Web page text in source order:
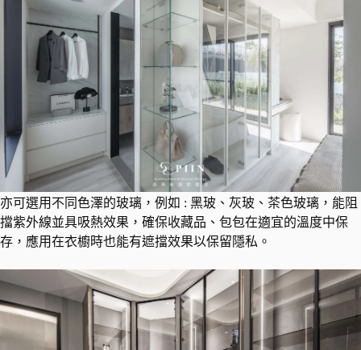
亦可選用不同色澤的玻璃，例如 : 黑玻、灰玻、茶色玻璃，能阻
擋紫外線並具吸熱效果，確保收藏品、包包在適宜的溫度中保
存，應用在衣櫥時也能有遮擋效果以保留隱私。